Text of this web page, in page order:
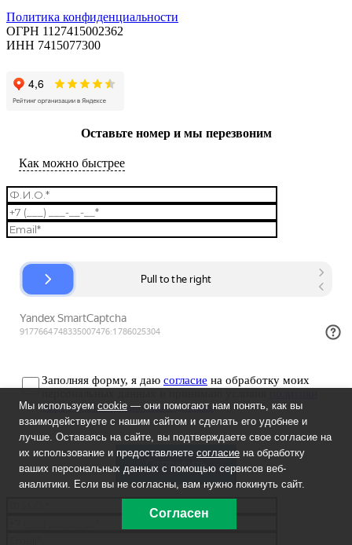
Политика конфиденциальности
ОГРН 1127415002362
ИНН 7415077300
Оставьте номер и мы перезвоним
Как можно быстрее
Заполняя форму, я даю согласие на обработку моих
обработки персональных данных.
Мы используем cookie — они помогают нам понять, как вы
взаимодействуете с нашим сайтом и сделать его удобнее и
лучше. Оставаясь на сайте, вы подтверждаете свое согласие на
их использование и предоставляете согласие на обработку
ваших персональных данных с помощью сервисов веб-
аналитики. Если вы не согласны, вам нужно покинуть сайт.
Согласен